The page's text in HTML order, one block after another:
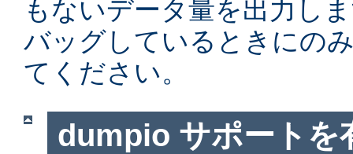
もないデータ量を出力し
バッグしているときにの
てください。
dumpio サポートを